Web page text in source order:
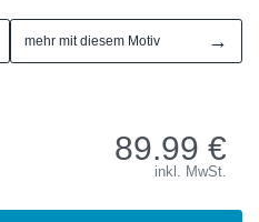
mehr mit diesem Motiv →
89.99 €
inkl. MwSt.